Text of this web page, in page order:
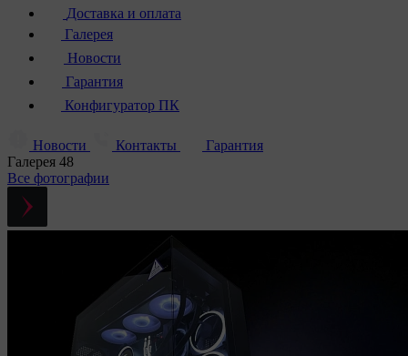
Доставка и оплата
Галерея
Новости
Гарантия
Конфигуратор ПК
Новости Контакты
Гарантия
Галерея 48
Все фотографии